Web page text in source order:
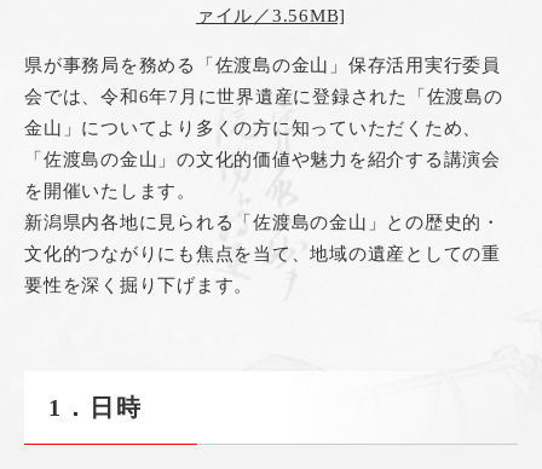
ァイル／3.56MB]
県が事務局を務める「佐渡島の金山」保存活用実行委員
会では、令和6年7月に世界遺産に登録された「佐渡島の
金山」についてより多くの方に知っていただくため、
「佐渡島の金山」の文化的価値や魅力を紹介する講演会
を開催いたします。
新潟県内各地に見られる「佐渡島の金山」との歴史的・
文化的つながりにも焦点を当て、地域の遺産としての重
要性を深く掘り下げます。
1．日時